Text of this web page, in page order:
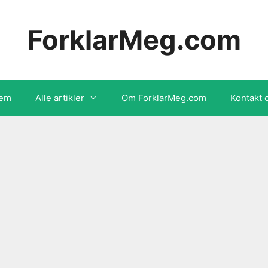
ForklarMeg.com
Alle artikler Om ForklarMeg.com Kontakt